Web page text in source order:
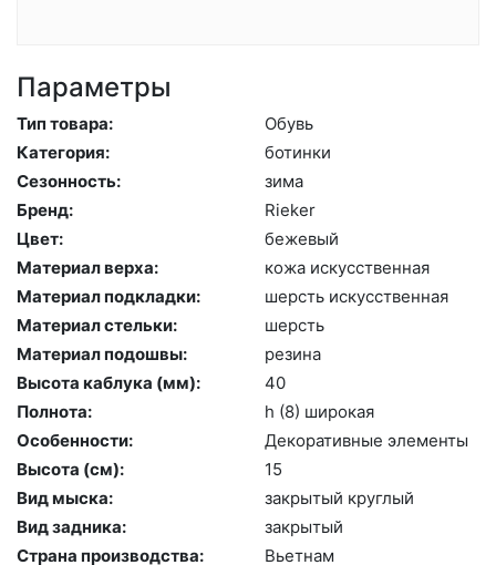
Параметры
Тип товара:
Обувь
Категория:
бо­тин­ки
Сезонность:
зи­ма
Бренд:
Ri­eker
Цвет:
бе­жевый
Материал верха:
ко­жа ис­кусс­твен­ная
Материал подкладки:
шерсть ис­кусс­твен­ная
Материал стельки:
шерсть
Материал подошвы:
ре­зина
Высота каблука (мм):
40
Полнота:
h (8) ши­рокая
Особенности:
Де­кора­тив­ные эле­мен­ты
Высота (cм):
15
Вид мыска:
зак­ры­тый круг­лый
Вид задника:
зак­ры­тый
Страна производства:
Вь­ет­нам